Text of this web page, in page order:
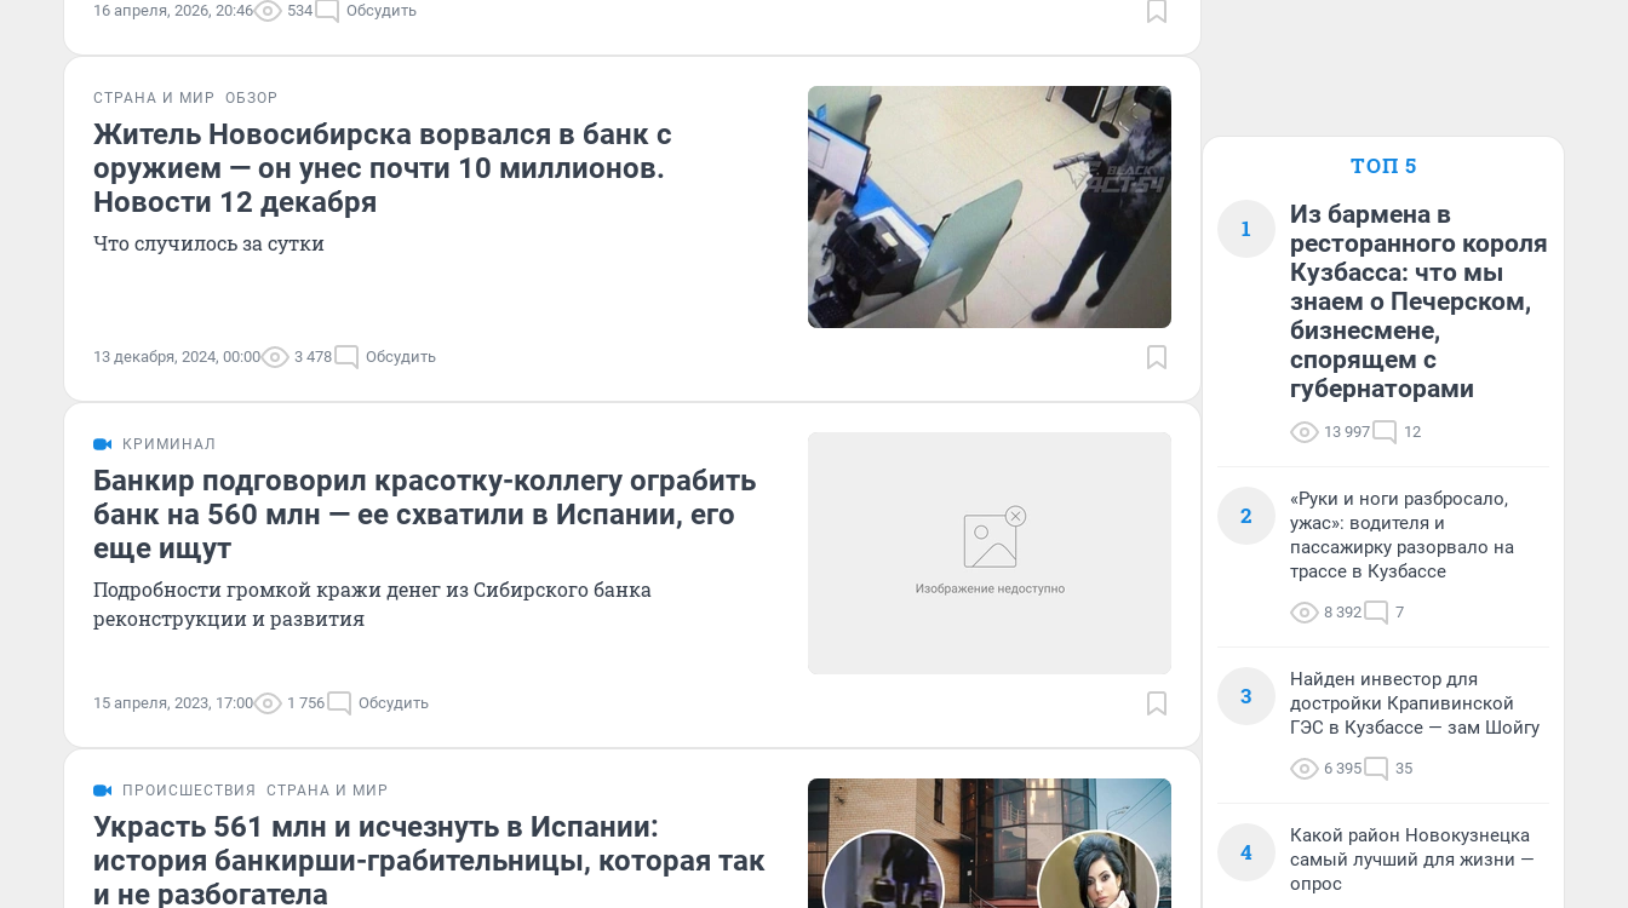
16 апреля, 2026, 20:46 534 Обсудить
СТРАНА И МИР ОБЗОР
Житель Новосибирска ворвался в банк с
оружием — он унес почти 10 миллионов.
Новости 12 декабря
Что случилось за сутки
13 декабря, 2024, 00:00 3 478 Обсудить
КРИМИНАЛ
Банкир подговорил красотку-коллегу ограбить
банк на 560 млн — ее схватили в Испании, его
еще ищут
Подробности громкой кражи денег из Сибирского банка
реконструкции и развития
15 апреля, 2023, 17:00 1 756 Обсудить
ПРОИСШЕСТВИЯ СТРАНА И МИР
Украсть 561 млн и исчезнуть в Испании:
история банкирши-грабительницы, которая так
и не разбогатела
ТОП 5
1
Из бармена в
ресторанного короля
Кузбасса: что мы
знаем о Печерском,
бизнесмене,
спорящем с
губернаторами
13 997 12
2
«Руки и ноги разбросало,
ужас»: водителя и
пассажирку разорвало на
трассе в Кузбассе
8 392 7
3
Найден инвестор для
достройки Крапивинской
ГЭС в Кузбассе — зам Шойгу
6 395 35
4
Какой район Новокузнецка
самый лучший для жизни —
опрос